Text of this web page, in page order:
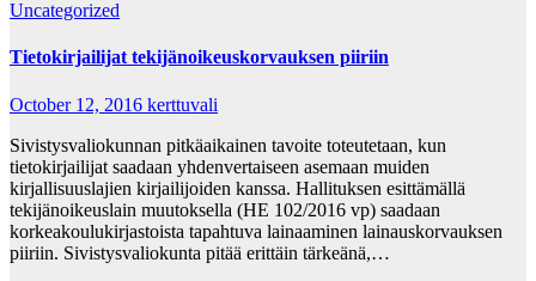
Uncategorized
Tietokirjailijat tekijänoikeuskorvauksen piiriin
October 12, 2016 kerttuvali
Sivistysvaliokunnan pitkäaikainen tavoite toteutetaan, kun
tietokirjailijat saadaan yhdenvertaiseen asemaan muiden
kirjallisuuslajien kirjailijoiden kanssa. Hallituksen esittämällä
tekijänoikeuslain muutoksella (HE 102/2016 vp) saadaan
korkeakoulukirjastoista tapahtuva lainaaminen lainauskorvauksen
piiriin. Sivistysvaliokunta pitää erittäin tärkeänä,…